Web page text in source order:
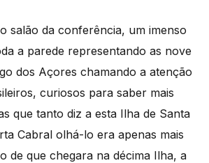
da conferência, um imenso
a parede representando as nove
dos Açores chamando a atenção
curiosos para saber mais
que tanto diz a esta Ilha de Santa
Cabral olhá-lo era apenas mais
de que chegara na décima Ilha, a